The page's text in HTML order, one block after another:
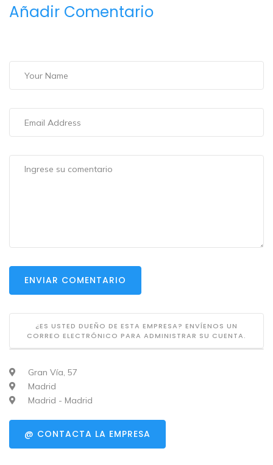
Añadir Comentario
ENVIAR COMENTARIO
¿ES USTED DUEÑO DE ESTA EMPRESA? ENVÍENOS UN
CORREO ELECTRÓNICO PARA ADMINISTRAR SU CUENTA.
Gran Vía, 57
Madrid
Madrid - Madrid
@ CONTACTA LA EMPRESA